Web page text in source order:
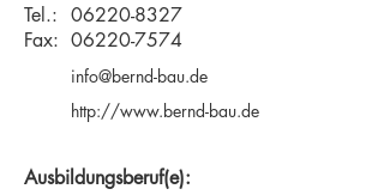
Tel.:
Fax:
06220-8327
06220-7574
info@bernd-bau.de
http://www.bernd-bau.de
Ausbildungsberuf(e):